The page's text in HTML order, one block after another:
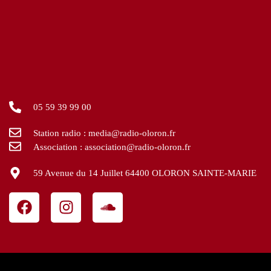
05 59 39 99 00
Station radio : media@radio-oloron.fr
Association : association@radio-oloron.fr
59 Avenue du 14 Juillet 64400 OLORON SAINTE-MARIE